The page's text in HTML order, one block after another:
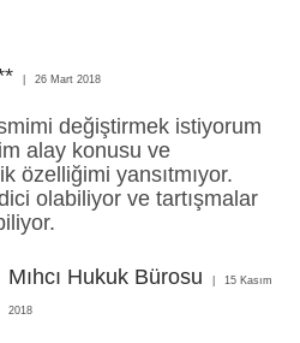
26 Mart 2018
değiştirmek istiyorum
alay konusu ve
özelliğimi yansıtmıyor.
olabiliyor ve tartışmalar
Mıhcı Hukuk Bürosu 15 Kasım
2018